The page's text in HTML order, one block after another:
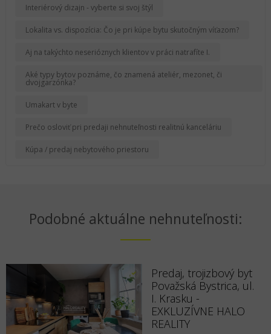
Interiérový dizajn - vyberte si svoj štýl
Lokalita vs. dispozícia: Čo je pri kúpe bytu skutočným víťazom?
Aj na takýchto neserióznych klientov v práci natrafíte I.
Aké typy bytov poznáme, čo znamená ateliér, mezonet, či
dvojgarzónka?
Umakart v byte
Prečo osloviť pri predaji nehnuteľnosti realitnú kanceláriu
Kúpa / predaj nebytového priestoru
Podobné aktuálne nehnuteľnosti:
Predaj, trojizbový byt
Považská Bystrica, ul.
I. Krasku -
EXKLUZÍVNE HALO
REALITY